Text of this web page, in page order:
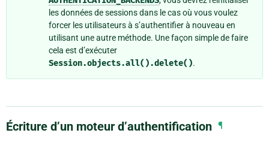
les données de sessions dans le cas où vous voulez
forcer les utilisateurs à s’authentifier à nouveau en
utilisant une autre méthode. Une façon simple de faire
cela est d’exécuter
Session.objects.all().delete().
Écriture d’un moteur d’authentification ¶